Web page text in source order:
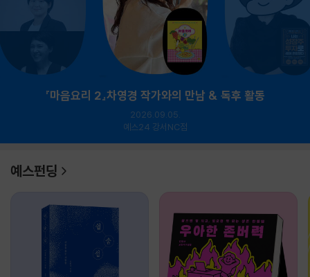
『마음요리 2』차영경 작가와의 만남 & 독후 활동
2026.09.05.
예스24 강서NC점
예스펀딩